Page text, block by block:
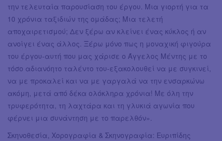
την τελευταία παρουσίαση του έργου. Μια γιορτή για τα
10 χρόνια ταξιδιών της ομάδας; Μια τελετή
αποχαιρετισμού; Δεν ξέρω αν κλείνει ένας κύκλος ή αν
ανοίγει ένας άλλος. Ξέρω μόνο πως η μοναχική φιγούρα
του έργου-αυτή που μας χάρισε ο Άγγελος Μέντης με το
τόσο αδιανόητο ταλέντο του-εξακολουθεί να με συγκινεί,
να με προκαλεί και να με γαργαλά να την ενσαρκώνω
ακόμη, μετά από δέκα ολόκληρα χρόνια! Με όλη την
τρυφερότητα, τη λαχτάρα και τη γλυκιά αγωνία που
φέρνει μια συνάντηση με το παρελθόν».
Σκηνοθεσία, Χορογραφία & Σκηνογραφία: Ευριπίδης